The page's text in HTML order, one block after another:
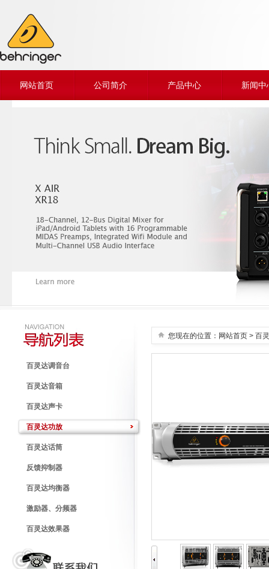
网站首页 公司简介 产品中心 新闻中
百灵达调音台
百灵达音箱
百灵达声卡
百灵达功放
百灵达话筒
反馈抑制器
百灵达均衡器
激励器、分频器
百灵达效果器
您现在的位置： 网站首页 > 百